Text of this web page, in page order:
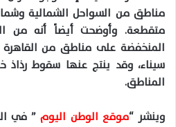
مناطق من السواحل الشمالية
متقطعة. وأوضحت أيضاً أنه من
المنخفضة على مناطق من
سيناء، وقد ينتج عنها سقوط
المناطق.
وينشر “موقع الوطن اليوم” في